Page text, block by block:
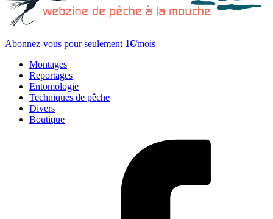
Abonnez-vous pour seulement 1€/mois
Montages
Reportages
Entomologie
Techniques de pêche
Divers
Boutique